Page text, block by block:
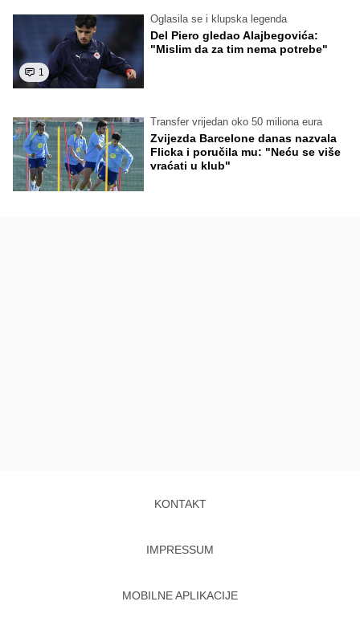
1
Oglasila se i klupska legenda
Del Piero gledao Alajbegovića:
"Mislim da za tim nema potrebe"
Transfer vrijedan oko 50 miliona eura
Zvijezda Barcelone danas nazvala
Flicka i poručila mu: "Neću se više
vraćati u klub"
KONTAKT
IMPRESSUM
MOBILNE APLIKACIJE